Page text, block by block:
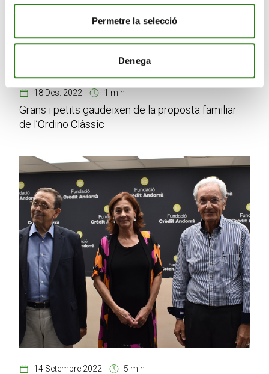
Permetre la selecció
Denega
18 Des. 2022 1 min
Grans i petits gaudeixen de la proposta familiar
de l’Ordino Clàssic
14 Setembre 2022 5 min